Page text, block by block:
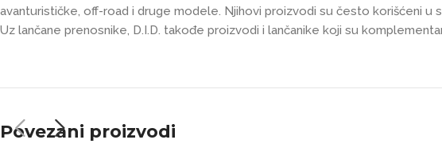
avanturističke, off-road i druge modele. Njihovi proizvodi su često korišćeni
Uz lančane prenosnike, D.I.D. takođe proizvodi i lančanike koji su
Povezani proizvodi